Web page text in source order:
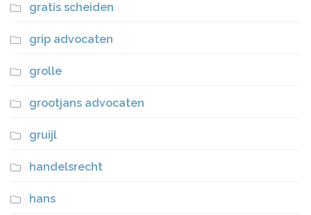
gratis scheiden
grip advocaten
grolle
grootjans advocaten
gruijl
handelsrecht
hans